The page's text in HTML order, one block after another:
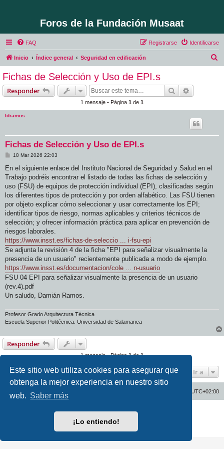
Este sitio web utiliza cookies para asegurar que
obtenga la mejor experiencia en nuestro sitio
web. Saber más
¡Lo entiendo!
Foros de la Fundación Musaat
FAQ Identificarse
Registrarse
Inicio Índice general Seguridad en edificación
Fichas de Selección y Uso de EPI.s
Responder Buscar
1 mensaje • Página 1 de 1
ldramos
Fichas de Selección y Uso de EPI.s
M
n
a
j
18 Mar 2026 22:03
En el siguiente enlace del Instituto Nacional de Seguridad y Salud en el
Trabajo podréis encontrar el listado de todas las fichas de selección y
uso (FSU) de equipos de protección individual (EPI), clasificadas según
los diferentes tipos de protección y por orden alfabético. Las FSU tienen
por objeto explicar cómo seleccionar y usar correctamente los EPI;
identificar tipos de riesgo, normas aplicables y criterios técnicos de
selección; y ofrecer información práctica para aplicar en prevención de
riesgos laborales.
https://www.insst.es/fichas-de-seleccio ... i-fsu-epi
Se adjunta la revisión 4 de la ficha "EPI para señalizar visualmente la
presencia de un usuario" recientemente publicada a modo de ejemplo.
https://www.insst.es/documentacion/cole ... n-usuario
FSU 04 EPI para señalizar visualmente la presencia de un usuario
(rev.4).pdf
Un saludo, Damián Ramos.
Profesor Grado Arquitectura Técnica
Escuela Superior Politécnica. Universidad de Salamanca
Responder
1 mensaje • Página1de1
Ir a
Inicio Índice general UTC+02:00
Traducción al español por